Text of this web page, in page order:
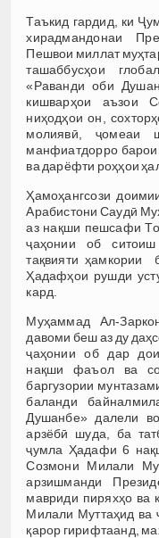
Таъкид гардид, ки
хирадмандонаи
Пешвои миллат
ташаббусҳои
«Раванди оби
кишварҳои аъзои
ниҳодҳои он,
молиявӣ, ҷомеаи
манфиатдорро
ва дарёфти роҳҳои
Ҳамоҳангсози
Арабистони Саудӣ
аз нақши пешсафи
ҷаҳонии об
тақвияти ҳамкории
Ҳадафҳои рушди
кард.
Муҳаммад Ал-
давоми беш аз ду
ҷаҳонии об дар
нақши фаъол ва
баргузории
баланди
Душанбе» далели
арзёбӣ шуда, ба
ҷумла Ҳадафи 6
Созмони Милали
арзишманди
мавриди пиряхҳо ва
Милали Муттаҳид ва
қарор гирифтаанд,